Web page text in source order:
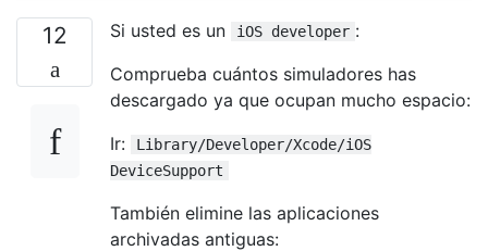
12 Si usted es un iOS developer :
Comprueba cuántos simuladores has
descargado ya que ocupan mucho espacio:
Ir:
Library/Developer/Xcode/iOS
DeviceSupport
También elimine las aplicaciones
archivadas antiguas: